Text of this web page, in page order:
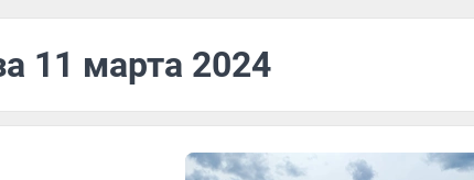
11 марта 2024